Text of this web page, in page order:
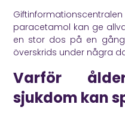
Giftinformationscentralen
paracetamol kan ge
en stor dos på en
överskrids under några
Varför
sjukdom kan